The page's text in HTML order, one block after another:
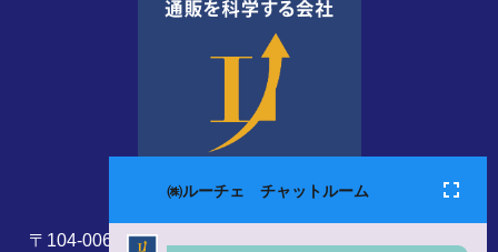
〒104-0061